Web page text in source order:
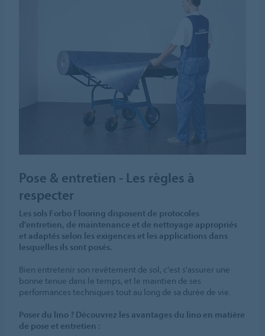
Pose & entretien - Les règles à
respecter
Les sols Forbo Flooring disposent de protocoles
d'entretien, de maintenance et de nettoyage appropriés
et adaptés selon les exigences et les applications dans
lesquelles ils sont posés.
Bien entretenir son revêtement de sol, c'est s'assurer une
bonne tenue dans le temps, et le maintien de ses
performances techniques tout au long de sa durée de vie.
Poser du lino ? Découvrez les avantages du lino en matière
de pose et entretien :